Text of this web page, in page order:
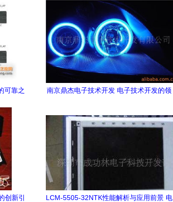
可靠之
南京鼎杰电子技术开发 电子技术开发的领
创新引
LCM-5505-32NTK性能解析与应用前景 电